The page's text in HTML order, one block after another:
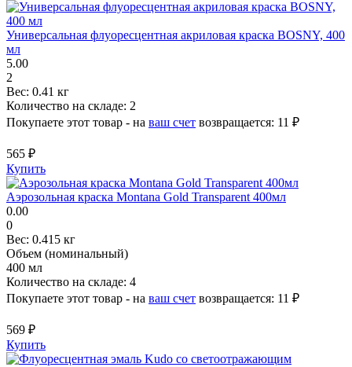
Универсальная флуоресцентная акриловая краска BOSNY, 400
мл
5.00
2
Вес: 0.41 кг
Количество на складе: 2
Покупаете этот товар - на ваш счет возвращается: 11 ₽
565 ₽
Купить
Аэрозольная краска Montana Gold Transparent 400мл
0.00
0
Вес: 0.415 кг
Объем (номинальный)
400 мл
Количество на складе: 4
Покупаете этот товар - на ваш счет возвращается: 11 ₽
569 ₽
Купить